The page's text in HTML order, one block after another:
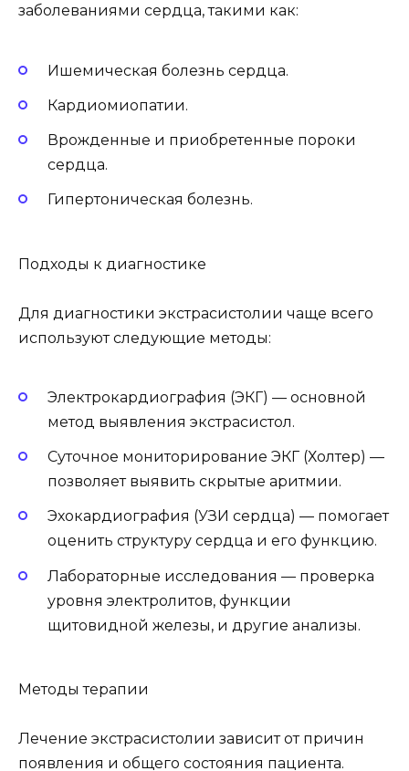
заболеваниями сердца, такими как:
Ишемическая болезнь сердца.
Кардиомиопатии.
Врожденные и приобретенные пороки
сердца.
Гипертоническая болезнь.
Подходы к диагностике
Для диагностики экстрасистолии чаще всего
используют следующие методы:
Электрокардиография (ЭКГ) — основной
метод выявления экстрасистол.
Суточное мониторирование ЭКГ (Холтер) —
позволяет выявить скрытые аритмии.
Эхокардиография (УЗИ сердца) — помогает
оценить структуру сердца и его функцию.
Лабораторные исследования — проверка
уровня электролитов, функции
щитовидной железы, и другие анализы.
Методы терапии
Лечение экстрасистолии зависит от причин
появления и общего состояния пациента.